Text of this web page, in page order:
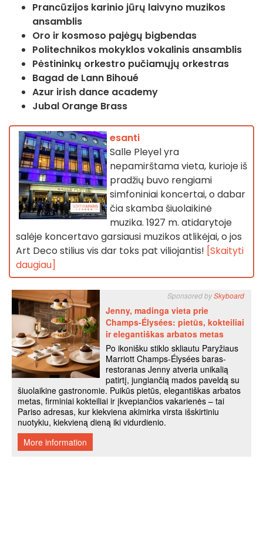
Prancūzijos karinio jūrų laivyno muzikos
ansamblis
Oro ir kosmoso pajėgų bigbendas
Politechnikos mokyklos vokalinis ansamblis
Pėstininkų orkestro pučiamųjų orkestras
Bagad de Lann Bihoué
Azur irish dance academy
Jubal Orange Brass
esanti
Salle Pleyel yra
nepamirštama vieta, kurioje iš
pradžių buvo rengiami
simfoniniai koncertai, o dabar
čia skamba šiuolaikinė
muzika. 1927 m. atidarytoje
salėje koncertavo garsiausi muzikos atlikėjai, o jos
Art Deco stilius vis dar toks pat viliojantis! [Skaityti
daugiau]